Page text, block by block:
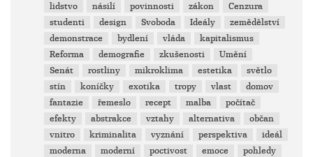
lidstvo
násilí povinnosti zákon
Cenzura
studenti
design Svoboda Ideály
zemědělství
demonstrace
bydlení vláda
kapitalismus
Reforma
demografie zkušenosti
Umění
Senát
rostliny mikroklima estetika
světlo
stín
koníčky exotika tropy vlast
domov
fantazie
řemeslo recept malba
počítač
efekty
abstrakce vztahy alternativa
občan
vnitro
kriminalita vyznání perspektiva
ideál
moderna
moderní poctivost emoce
pohledy